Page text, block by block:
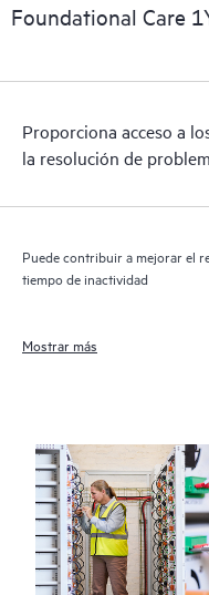
Foundational Care
Proporciona acceso a
la resolución de
Puede contribuir a mejorar el
tiempo de inactividad
Mostrar más